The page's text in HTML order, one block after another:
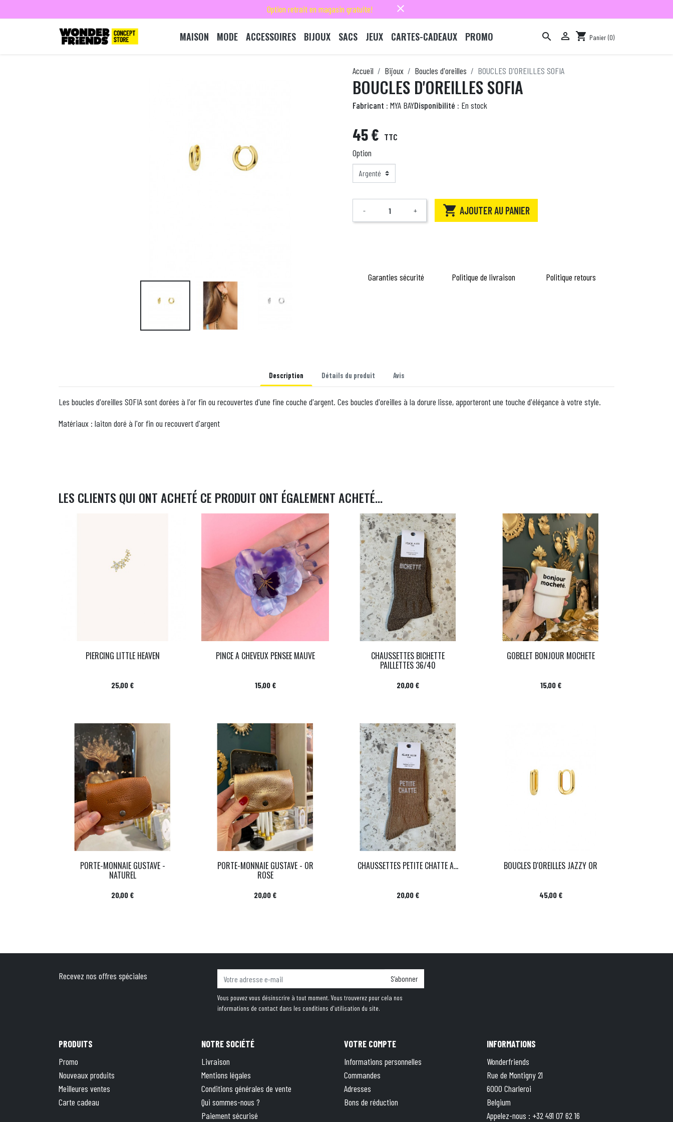
Option retrait en magasin gratuite! close
MAISON MODE ACCESSOIRES BIJOUX SACS JEUX CARTES-CADEAUX PROMO   shopping_cart Panier (0)
Accueil Bijoux Boucles d'oreilles BOUCLES D'OREILLES SOFIA
BOUCLES D'OREILLES SOFIA
Fabricant : MYA BAYDisponibilité : En stock
45 € TTC
Option
Quantité
- +  AJOUTER AU PANIER
Garanties sécurité Politique de livraison Politique retours
Description Détails du produit Avis
Les boucles d'oreilles SOFIA sont dorées à l'or fin ou recouvertes d'une fine couche d'argent. Ces boucles d'oreilles à la dorure lisse, apporteront une touche d'élégance à votre style.
Matériaux : laiton doré à l'or fin ou recouvert d'argent
LES CLIENTS QUI ONT ACHETÉ CE PRODUIT ONT ÉGALEMENT ACHETÉ...
PIERCING LITTLE HEAVEN
Prix
25,00 €
PINCE A CHEVEUX PENSEE MAUVE
Prix
15,00 €
CHAUSSETTES BICHETTE
PAILLETTES 36/40
Prix
20,00 €
GOBELET BONJOUR MOCHETE
Prix
15,00 €
PORTE-MONNAIE GUSTAVE -
NATUREL
Prix
20,00 €
PORTE-MONNAIE GUSTAVE - OR
ROSE
Prix
20,00 €
CHAUSSETTES PETITE CHATTE A...
Prix
20,00 €
BOUCLES D'OREILLES JAZZY OR
Prix
45,00 €
Recevez nos offres spéciales S’abonner
Vous pouvez vous désinscrire à tout moment. Vous trouverez pour cela nos
informations de contact dans les conditions d'utilisation du site.
PRODUITS
Promo
Nouveaux produits
Meilleures ventes
Carte cadeau
NOTRE SOCIÉTÉ
Livraison
Mentions légales
Conditions générales de vente
Qui sommes-nous ?
Paiement sécurisé
VOTRE COMPTE
Informations personnelles
Commandes
Adresses
Bons de réduction
INFORMATIONS
Wonderfriends
Rue de Montigny 21
6000 Charleroi
Belgium
Appelez-nous : +32 491 07 62 16